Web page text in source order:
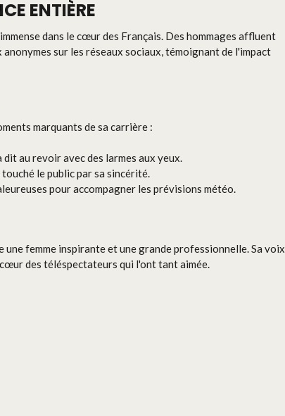
ENTIÈRE
dans le cœur des Français. Des hommages affluent
sur les réseaux sociaux, témoignant de l'impact
marquants de sa carrière :
au revoir avec des larmes aux yeux.
le public par sa sincérité.
pour accompagner les prévisions météo.
femme inspirante et une grande professionnelle. Sa voix
des téléspectateurs qui l'ont tant aimée.